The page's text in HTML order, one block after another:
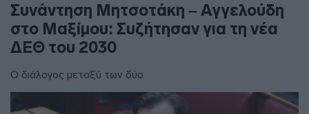
Συνάντηση Μητσοτάκη – Αγγελούδη
στο Μαξίμου: Συζήτησαν για τη νέα
ΔΕΘ του 2030
Ο διάλογος μεταξύ των δύο